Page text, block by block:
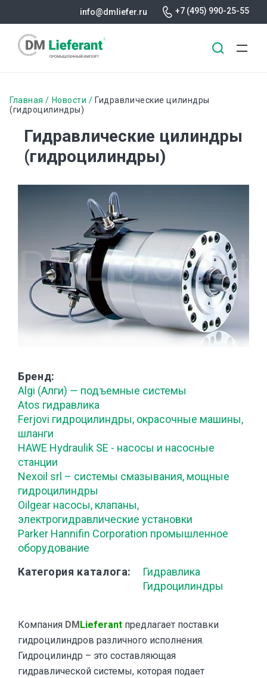
основному
info@dmliefer.ru +7 (495) 990-25-55
Строка
навигации
Главная Новости
Гидравлические цилиндры
(гидроцилиндры)
Гидравлические цилиндры
(гидроцилиндры)
Бренд
Algi (Алги) — подъемные системы
Atos гидравлика
Ferjovi гидроцилиндры, окрасочные машины,
шланги
HAWE Hydraulik SE - насосы и насосные
станции
Nexoil srl – системы смазывания, мощные
гидроцилиндры
Oilgear насосы, клапаны,
электрогидравлические установки
Parker Hannifin Corporation промышленное
оборудование
Категория каталога
Гидравлика
Гидроцилиндры
Компания DMLieferant предлагает поставки
гидроцилиндров различного исполнения.
Гидроцилиндр – это составляющая
гидравлической системы, которая подает